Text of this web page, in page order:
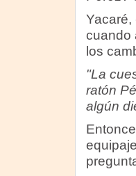
Yacaré,
cuando
los
"La
ratón
algún